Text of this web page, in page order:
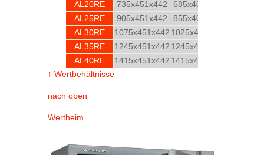
AL20RE
735x451x442 685x401x442
AL25RE
905x451x442 855x401x442
AL30RE
1075x451x442 1025x401x442
AL35RE
1245x451x442 1245x401x442
AL40RE
1415x451x442 1415x401x442
↑ Wertbehältnisse
nach oben
Wertheim